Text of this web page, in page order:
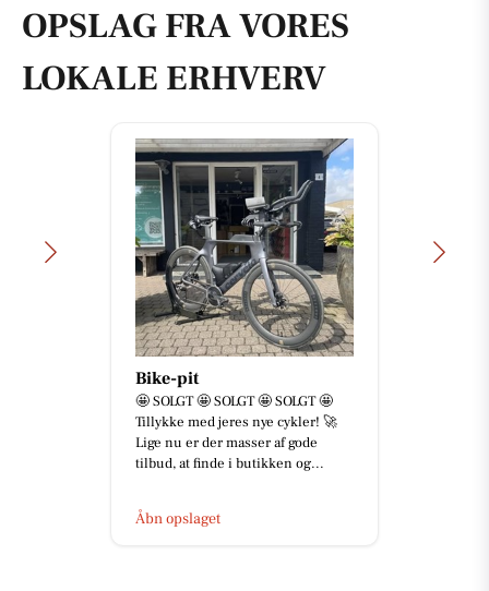
OPSLAG FRA VORES
LOKALE ERHVERV
Bike-pit
🤩 SOLGT 🤩 SOLGT 🤩 SOLGT 🤩
Tillykke med jeres nye cykler! 🚀
Lige nu er der masser af gode
tilbud, at finde i butikken og...
Åbn opslaget